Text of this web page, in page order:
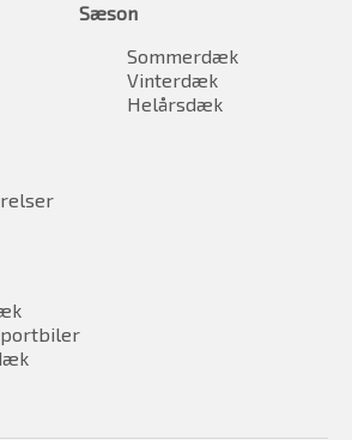
Sæson
Sommerdæk
Vinterdæk
Helårsdæk